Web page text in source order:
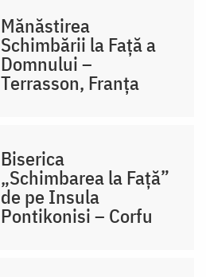
Mănăstirea
Schimbării la Față a
Domnului –
Terrasson, Franţa
Biserica
„Schimbarea la Față”
de pe Insula
Pontikonisi – Corfu